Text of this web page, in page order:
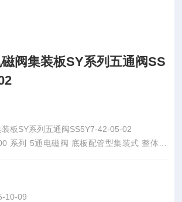
磁阀集装板SY系列五通阀SS
板SY系列五通阀SS5Y7-42-05-02
系列 5通电磁阀 底板配管型集装式 整体集
10-09